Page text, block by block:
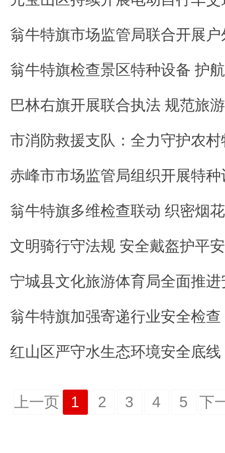
市消防救援支队：全力守护农
文明骑行守法规 安全戴盔护平安
红山区严守水生态环境安全底线
上一页 1 2 3 4 5 下